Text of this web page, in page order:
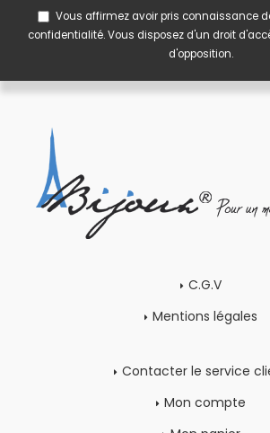
Vous affirmez avoir pris connaissance
confidentialité. Vous disposez d'un droit
d'opposition.
C.G.V
Mentions légales
Contacter le service
Mon compte